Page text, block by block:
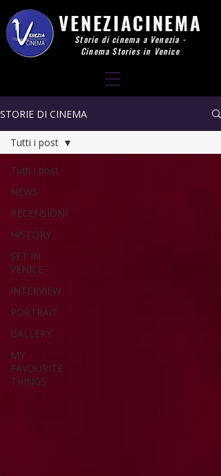
Storie di cinema a Venezia -
Cinema Stories in Venice
VENEZIACINEMA
STORIE DI CINEMA
Tutti i post
NEWS
RECENSIONI
HISTORY
SET IN
VENICE
INTERVIEW
PORTRAIT
GALLERY
MY
FAVOURITE
THINGS
Tutti i post